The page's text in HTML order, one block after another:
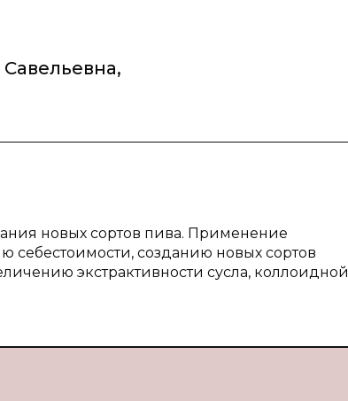
,
новых сортов пива. Применение
себестоимости, созданию новых сортов
экстрактивности сусла, коллоидной